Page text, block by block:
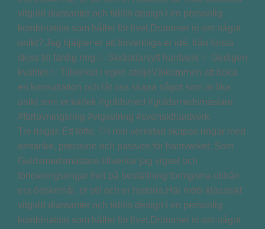
Tre ringar. Ett löfte. 🤍I min verkstad skapas ringar med
omtanke, precision och passion för hantverket. Som
Guldsmedsmästare tillverkar jag vigsel och
förlovningsringar helt på beställning formgivna utifrån
era önskemål, er stil och er historia.Här möts klassiskt
vitguld diamanter och tidlös design i en personlig
kombination som håller för livet.Drömmer ni om något